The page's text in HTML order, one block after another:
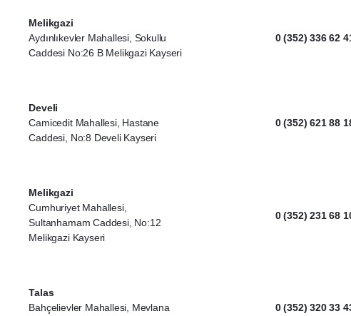
Melikgazi
Aydınlıkevler Mahallesi, Sokullu
Caddesi No:26 B Melikgazi Kayseri
0 (352) 336 62
Develi
Camicedit Mahallesi, Hastane
Caddesi, No:8 Develi Kayseri
0 (352) 621 88
Melikgazi
Cumhuriyet Mahallesi,
Sultanhamam Caddesi, No:12
Melikgazi Kayseri
0 (352) 231 68
Talas
Bahçelievler Mahallesi, Mevlana
0 (352) 320 33